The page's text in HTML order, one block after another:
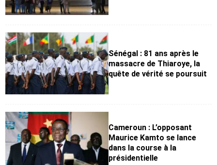
Sénégal : 81 ans après le
massacre de Thiaroye, la
quête de vérité se poursuit
Cameroun : L’opposant
Maurice Kamto se lance
dans la course à la
présidentielle